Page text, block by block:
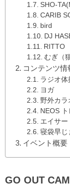
SHO-
CARIB
bird
DJ
RITTO
むぎ（猫
コンテンツ情
ラジオ体
ヨガ
野外カラ
NEOS
エイサー
寝袋早じ
イベント概要
GO OUT